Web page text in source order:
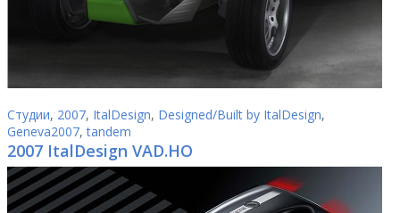
Студии, 2007, ItalDesign, Designed/Built by ItalDesign,
Geneva2007,tandem
2007 ItalDesign VAD.HO